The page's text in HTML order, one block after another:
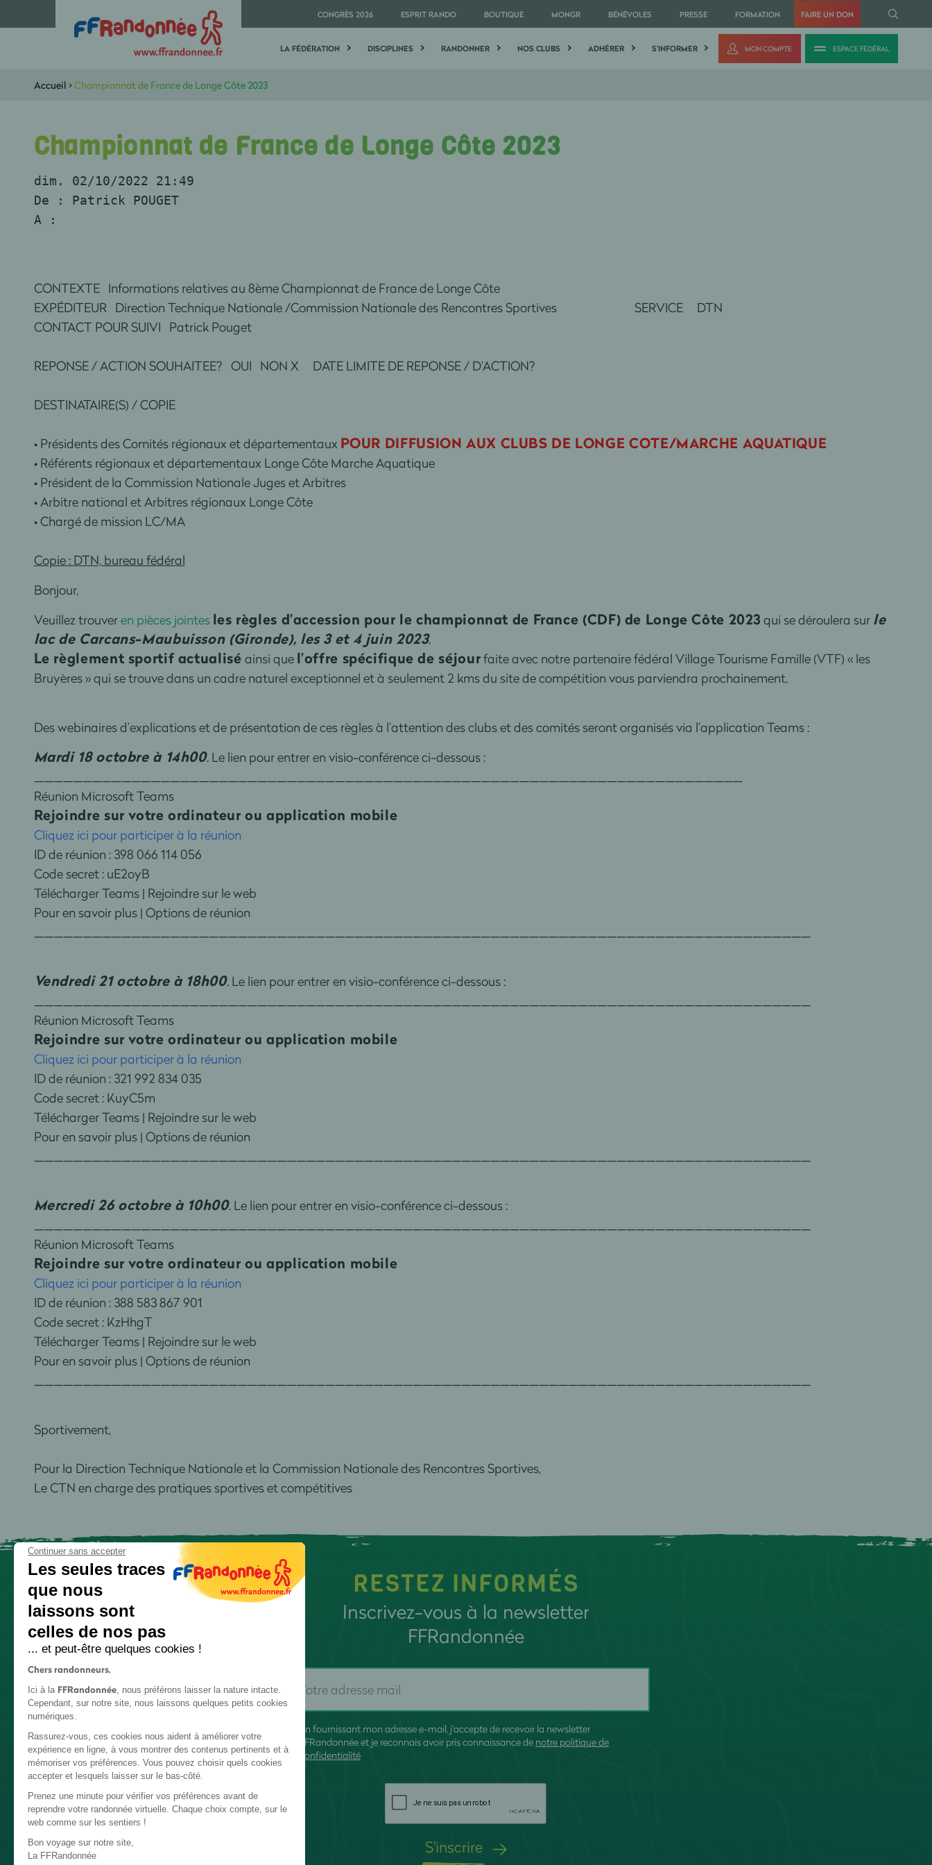
CONGRÈS 2026 ESPRIT RANDO BOUTIQUE MONGR BÉNÉVOLES PRESSE FORMATION FAIRE UN DON
LA FÉDÉRATION DISCIPLINES RANDONNER NOS CLUBS ADHÉRER S'INFORMER MON COMPTE ESPACE FÉDÉRAL
Accueil >Championnat de France de Longe Côte 2023
Championnat de France de Longe Côte 2023
dim. 02/10/2022 21:49
De : Patrick POUGET
A :
CONTEXTE Informations relatives au 8ème Championnat de France de Longe Côte
EXPÉDITEUR Direction Technique Nationale /Commission Nationale des Rencontres Sportives SERVICE DTN
CONTACT POUR SUIVI Patrick Pouget
REPONSE / ACTION SOUHAITEE? OUI NON X DATE LIMITE DE REPONSE / D’ACTION?
DESTINATAIRE(S) / COPIE
• Présidents des Comités régionaux et départementaux POUR DIFFUSION AUX CLUBS DE LONGE COTE/MARCHE AQUATIQUE
• Référents régionaux et départementaux Longe Côte Marche Aquatique
• Président de la Commission Nationale Juges et Arbitres
• Arbitre national et Arbitres régionaux Longe Côte
• Chargé de mission LC/MA
Copie : DTN, bureau fédéral
Bonjour,
Veuillez trouveren pièces jointes les règles d’accession pour le championnat de France (CDF) de Longe Côte 2023 qui se déroulera sur le
lac de Carcans-Maubuisson (Gironde), les 3 et 4 juin 2023.
Le règlement sportif actualisé ainsi que l’offre spécifique de séjourfaite avec notre partenaire fédéral Village Tourisme Famille (VTF) « les
Bruyères » qui se trouve dans un cadre naturel exceptionnel et à seulement 2 kms du site de compétition vous parviendra prochainement.
Des webinaires d’explications et de présentation de ces règles à l’attention des clubs et des comités seront organisés via l’application Teams :
Mardi 18 octobre à 14h00. Le lien pour entrer en visio-conférence ci-dessous :
Réunion Microsoft Teams
Rejoindre sur votre ordinateur ou application mobile
Cliquez ici pour participer à la réunion
ID de réunion : 398 066 114 056
Code secret : uE2oyB
Télécharger Teams | Rejoindre sur le web
Pour en savoir plus | Options de réunion
Vendredi 21 octobre à 18h00. Le lien pour entrer en visio-conférence ci-dessous :
Réunion Microsoft Teams
Rejoindre sur votre ordinateur ou application mobile
Cliquez ici pour participer à la réunion
ID de réunion : 321 992 834 035
Code secret : KuyC5m
Télécharger Teams | Rejoindre sur le web
Pour en savoir plus | Options de réunion
Mercredi 26 octobre à 10h00. Le lien pour entrer en visio-conférence ci-dessous :
Réunion Microsoft Teams
Rejoindre sur votre ordinateur ou application mobile
Cliquez ici pour participer à la réunion
ID de réunion : 388 583 867 901
Code secret : KzHhgT
Télécharger Teams | Rejoindre sur le web
Pour en savoir plus | Options de réunion
Sportivement,
Pour la Direction Technique Nationale et la Commission Nationale des Rencontres Sportives,
Le CTN en charge des pratiques sportives et compétitives
RESTEZ INFORMÉS
Inscrivez-vous à la newsletter
FFRandonnée
En fournissant mon adresse e-mail, j'accepte de recevoir la newsletter
FFRandonnée et je reconnais avoir pris connaissance de notre politique de
confidentialité
S'inscrire
Continuer sans accepter
Les seules traces
que nous
laissons sont
celles de nos pas
... et peut-être quelques cookies !
Chers randonneurs,
Ici à la FFRandonnée, nous préférons laisser la nature intacte.
Cependant, sur notre site, nous laissons quelques petits cookies
numériques.
Rassurez-vous, ces cookies nous aident à améliorer votre
expérience en ligne, à vous montrer des contenus pertinents et à
mémoriser vos préférences. Vous pouvez choisir quels cookies
accepter et lesquels laisser sur le bas-côté.
Prenez une minute pour vérifier vos préférences avant de
reprendre votre randonnée virtuelle. Chaque choix compte, sur le
web comme sur les sentiers !
Bon voyage sur notre site,
La FFRandonnée